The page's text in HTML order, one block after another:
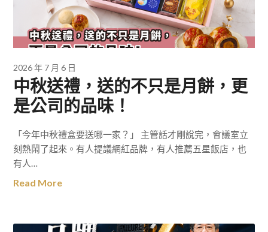
2026 年 7 月 6 日
中秋送禮，送的不只是月餅，更
是公司的品味！
「今年中秋禮盒要送哪一家？」 主管話才剛說完，會議室立
刻熱鬧了起來。有人提議網紅品牌，有人推薦五星飯店，也
有人…
Read More